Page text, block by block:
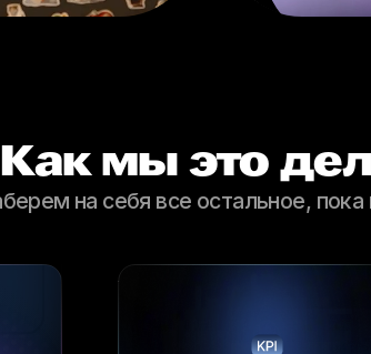
Как мы это
на себя все остальное,